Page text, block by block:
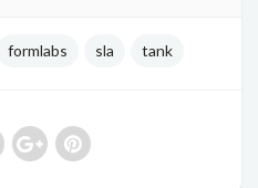
formlabs sla tank